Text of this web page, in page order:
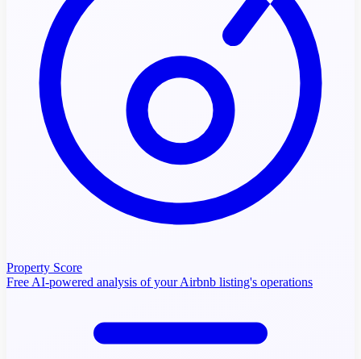
Property Score
Free AI-powered analysis of your Airbnb listing's operations